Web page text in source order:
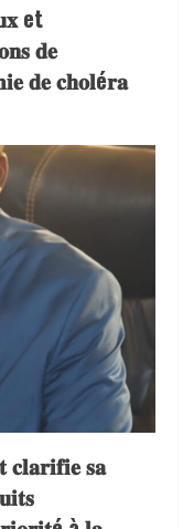
et
𝐝𝐞
𝐝𝐞 𝐜𝐡𝐨𝐥é𝐫𝐚
𝐬𝐚